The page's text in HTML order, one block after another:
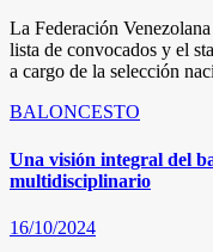
La Federación
lista de convocados y el
a cargo de la selección
BALONCESTO
Una visión integral del
multidisciplinario
16/10/2024